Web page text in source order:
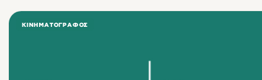
ΚΙΝΗΜΑΤΟΓΡΆΦΟΣ